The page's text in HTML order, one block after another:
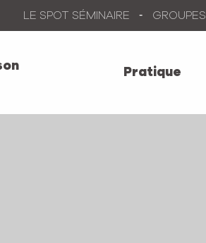
LE SPOT SÉMINAIRE GROUPES
Pratique